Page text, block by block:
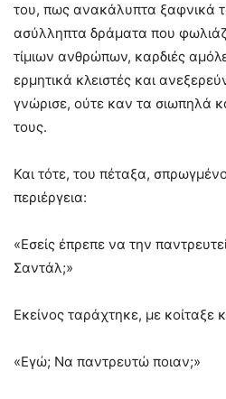
του, πως ανακάλυπτα ξαφνικά
ασύλληπτα δράματα που
τίμιων ανθρώπων, καρδιές
ερμητικά κλειστές και
γνώρισε, ούτε καν τα σιωπηλά
τους.
Και τότε, του πέταξα,
περιέργεια:
«Εσείς έπρεπε να την
Σαντάλ;»
Εκείνος ταράχτηκε, με κοίταξε
«Εγώ; Να παντρευτώ ποιαν;»